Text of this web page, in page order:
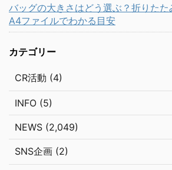
バッグの大きさはどう選ぶ？折りたた
A4ファイルでわかる目安
カテゴリー
CR活動 (4)
INFO (5)
NEWS (2,049)
SNS企画 (2)